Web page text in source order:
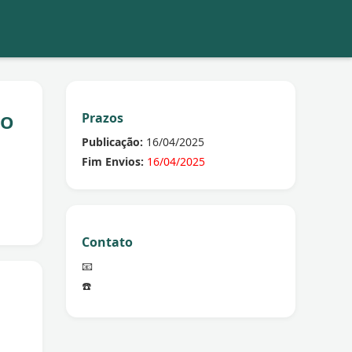
Prazos
Publicação: 16/04/2025
Fim Envios: 16/04/2025
Contato
📧
☎️